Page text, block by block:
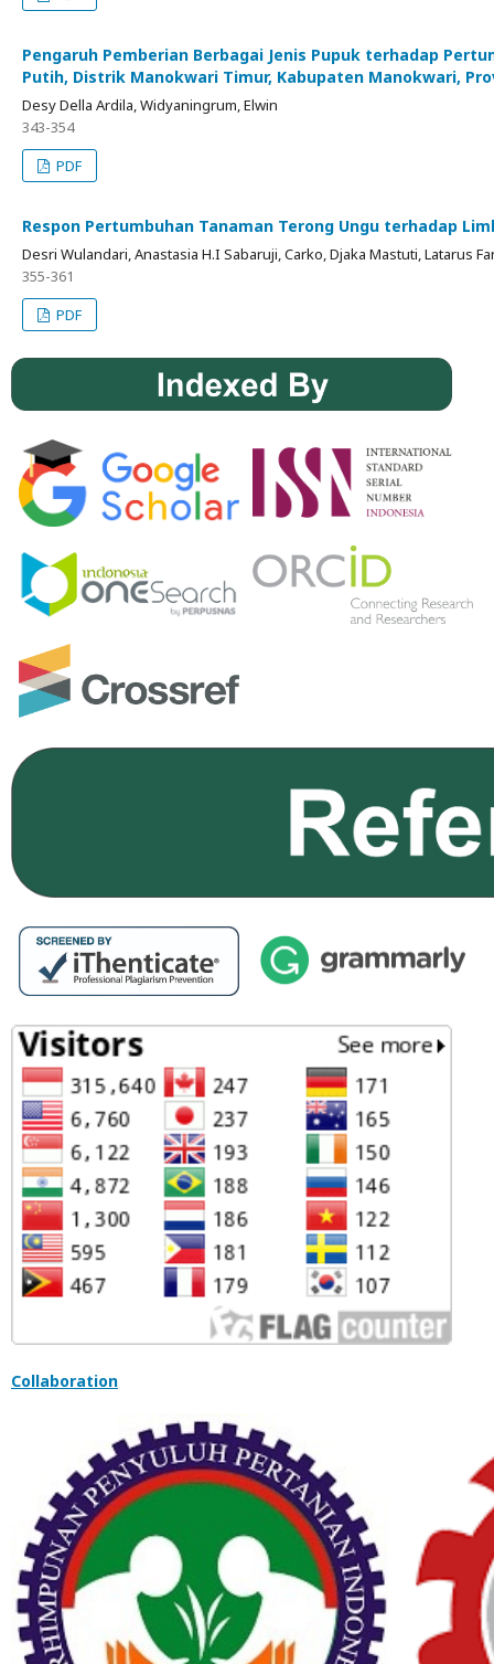
Pengaruh Pemberian Berbagai Jenis Pupuk terhadap
Putih, Distrik Manokwari Timur, Kabupaten Manokwari,
Desy Della Ardila, Widyaningrum, Elwin
343-354
PDF
Respon Pertumbuhan Tanaman Terong Ungu terhadap
Desri Wulandari, Anastasia H.I Sabaruji, Carko, Djaka Mastuti, Latarus
355-361
PDF
Collaboration